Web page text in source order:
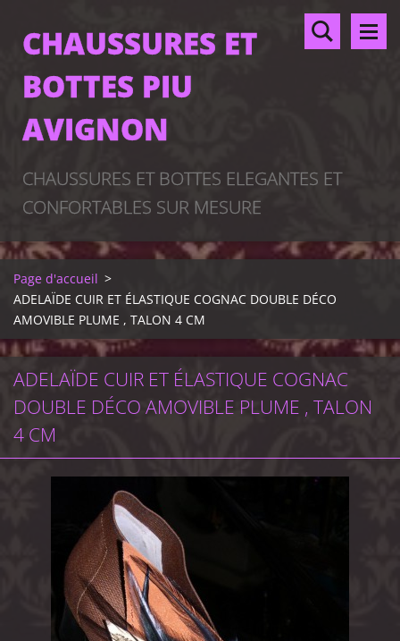
CHAUSSURES ET
BOTTES PIU
AVIGNON
CHAUSSURES ET BOTTES ELEGANTES ET
CONFORTABLES SUR MESURE
Page d'accueil >
ADELAÏDE CUIR ET ÉLASTIQUE COGNAC DOUBLE DÉCO
AMOVIBLE PLUME , TALON 4 CM
ADELAÏDE CUIR ET ÉLASTIQUE COGNAC
DOUBLE DÉCO AMOVIBLE PLUME , TALON
4 CM